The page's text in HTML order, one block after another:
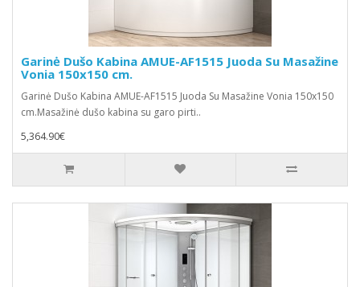
Garinė Dušo Kabina AMUE-AF1515 Juoda Su Masažine
Vonia 150x150 cm.
Garinė Dušo Kabina AMUE-AF1515 Juoda Su Masažine Vonia 150x150
cm.Masažinė dušo kabina su garo pirti..
5,364.90€